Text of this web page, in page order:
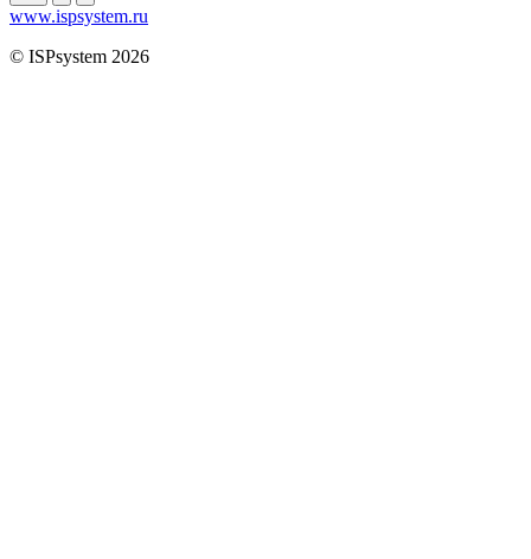
www.ispsystem.ru
© ISPsystem 2026